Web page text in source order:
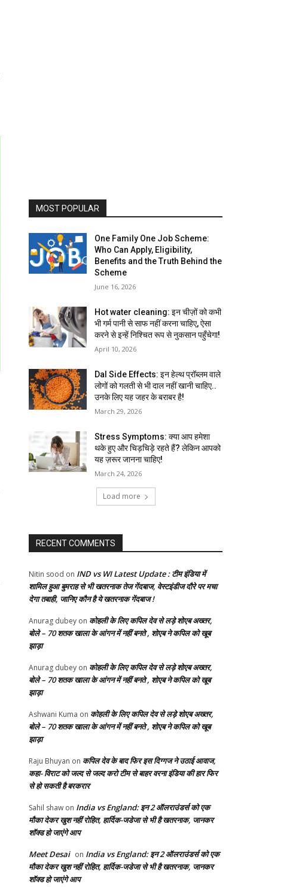
MOST POPULAR
One Family One Job Scheme:
Who Can Apply, Eligibility,
Benefits and the Truth Behind the
Scheme
June 16, 2026
Hot water cleaning: इन चीज़ों को कभी
भी गर्म पानी से साफ नहीं करना चाहिए, ऐसा
करने से इन्हें निश्चित रूप से नुकसान पहुँचेगा!
April 10, 2026
Dal Side Effects: इन हेल्थ प्रॉब्लम वाले
लोगों को गलती से भी दाल नहीं खानी चाहिए..
उनके लिए यह जहर के बराबर है!
March 29, 2026
Stress Symptoms: क्या आप हमेशा
थके हुए और चिड़चिड़े रहते हैं? लेकिन आपको
यह ज़रूर जानना चाहिए!
March 24, 2026
Load more
RECENT COMMENTS
Nitin sood on IND vs WI Latest Update : टीम इंडिया में
शामिल हुआ बुमराह से भी खतरनाक तेज गेंदबाज, वेस्टइंडीज दौरे पर मचा
देगा तबाही, जानिए कौन है ये खतरनाक गेंदबाज !
Anurag dubey on कोहली के लिए कपिल देव से लड़े शोएब अख्तर,
बोले – 70 शतक खाला के आंगन में नहीं बनते , शोएब ने कपिल को खूब
झाड़ा
Anurag dubey on कोहली के लिए कपिल देव से लड़े शोएब अख्तर,
बोले – 70 शतक खाला के आंगन में नहीं बनते , शोएब ने कपिल को खूब
झाड़ा
Ashwani Kuma on कोहली के लिए कपिल देव से लड़े शोएब अख्तर,
बोले – 70 शतक खाला के आंगन में नहीं बनते , शोएब ने कपिल को खूब
झाड़ा
Raju Bhuyan on कपिल देव के बाद फिर इस दिग्गज ने उठाई आवाज,
कहा- विराट को जल्द से जल्द करो टीम से बाहर वरना इंडिया की हार फिर
से हो सकती है बरकरार
Sahil shaw on India vs England: इन 2 ऑलराउंडर्स को एक
मौका देकर खुश नहीं रोहित, हार्दिक-जडेजा से भी है खतरनाक, जानकर
शॉक्ड हो जाएंगे आप
Meet Desai on India vs England: इन 2 ऑलराउंडर्स को एक
मौका देकर खुश नहीं रोहित, हार्दिक-जडेजा से भी है खतरनाक, जानकर
शॉक्ड हो जाएंगे आप